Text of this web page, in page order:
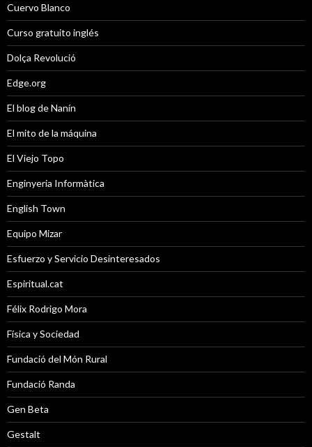
Cuervo Blanco
Curso gratuito inglés
Dolça Revolució
Edge.org
El blog de Nanín
El mito de la máquina
El Viejo Topo
Enginyeria Informàtica
English Town
Equipo Mizar
Esfuerzo y Servicio Desinteresados
Espiritual.cat
Félix Rodrigo Mora
Física y Sociedad
Fundació del Món Rural
Fundació Randa
Gen Beta
Gestalt